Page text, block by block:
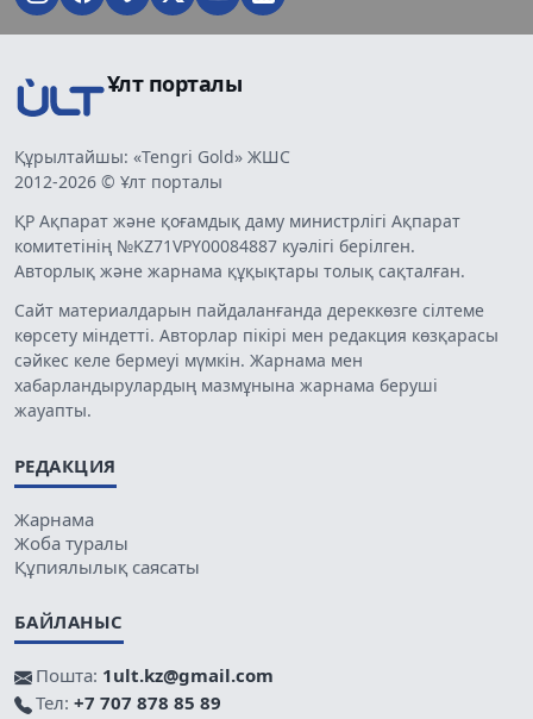
Ұлт порталы
Құрылтайшы: «Tengri Gold» ЖШС
2012-2026 © Ұлт порталы
ҚР Ақпарат және қоғамдық даму министрлігі Ақпарат
комитетінің №KZ71VPY00084887 куәлігі берілген.
Авторлық және жарнама құқықтары толық сақталған.
Сайт материалдарын пайдаланғанда дереккөзге сілтеме
көрсету міндетті. Авторлар пікірі мен редакция көзқарасы
сәйкес келе бермеуі мүмкін. Жарнама мен
хабарландырулардың мазмұнына жарнама беруші
жауапты.
РЕДАКЦИЯ
Жарнама
Жоба туралы
Құпиялылық саясаты
БАЙЛАНЫС
Пошта: 1ult.kz@gmail.com
Тел: +7 707 878 85 89